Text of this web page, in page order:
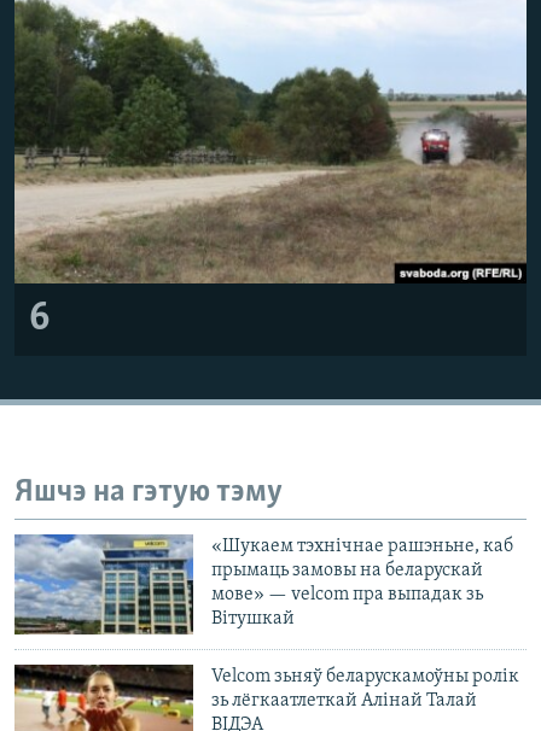
6
Яшчэ на гэтую тэму
«Шукаем тэхнічнае рашэньне, каб
прымаць замовы на беларускай
мове» — velcom пра выпадак зь
Вітушкай
Velcom зьняў беларускамоўны ролік
зь лёгкаатлеткай Алінай Талай
ВІДЭА